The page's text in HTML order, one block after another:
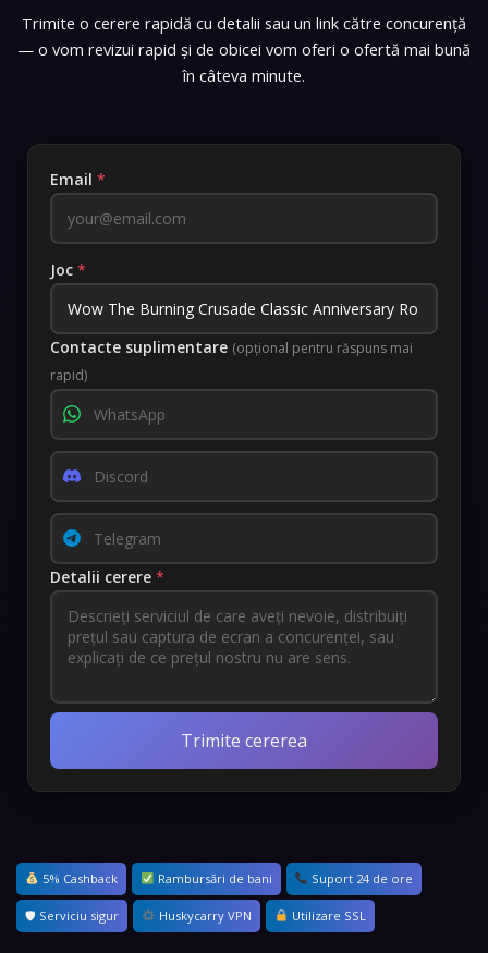
Trimite o cerere rapidă cu detalii sau un link către concurență
— o vom revizui rapid și de obicei vom oferi o ofertă mai bună
în câteva minute.
Email *
Joc *
Contacte suplimentare (opțional pentru răspuns mai
rapid)
Detalii cerere *
Trimite cererea
5% Cashback Rambursări de bani Suport 24 de ore
🛡 Serviciu sigur Huskycarry VPN Utilizare SSL